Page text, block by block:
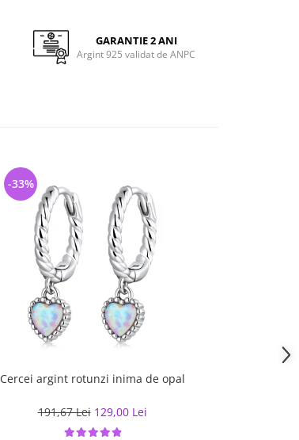
GARANTIE 2 ANI
Argint 925 validat de ANPC
Cercei argint rotunzi inima de opal
191,67 Lei 129,00 Lei
-33%